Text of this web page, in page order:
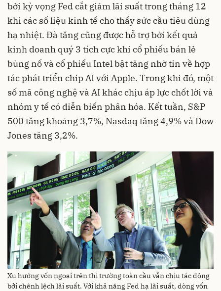
bởi kỳ vọng Fed cắt giảm lãi suất trong tháng 12
khi các số liệu kinh tế cho thấy sức cầu tiêu dùng
hạ nhiệt. Đà tăng cũng được hỗ trợ bởi kết quả
kinh doanh quý 3 tích cực khi cổ phiếu bán lẻ
bùng nổ và cổ phiếu Intel bật tăng nhờ tin về hợp
tác phát triển chip AI với Apple. Trong khi đó, một
số mã công nghệ và AI khác chịu áp lực chốt lời và
nhóm y tế có diễn biến phân hóa. Kết tuần, S&P
500 tăng khoảng 3,7%, Nasdaq tăng 4,9% và Dow
Jones tăng 3,2%.
Xu hướng vốn ngoại trên thị trường toàn cầu vẫn chịu tác động
bởi chênh lệch lãi suất. Với khả năng Fed hạ lãi suất, dòng vốn